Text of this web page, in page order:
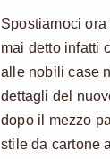
Spostiamoci
mai detto infatti
alle nobili case
dettagli del
dopo il mezzo
stile da cartone